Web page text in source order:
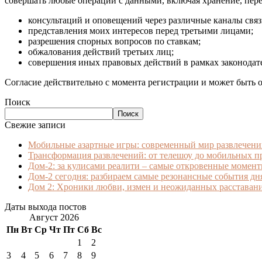
консультаций и оповещений через различные каналы
представления моих интересов перед третьими лицами;
разрешения спорных вопросов по ставкам;
обжалования действий третьих лиц;
совершения иных правовых действий в рамках
Согласие действительно с момента регистрации и может быть
Поиск
Поиск
Свежие записи
Мобильные азартные игры: современный мир
Трансформация развлечений: от телешоу до мобильных
Дом-2: за кулисами реалити – самые откровенные
Дом-2 сегодня: разбираем самые резонансные события
Дом 2: Хроники любви, измен и неожиданных
Даты выхода постов
Август 2026
Пн Вт Ср Чт Пт Сб Вс
1
2
3
4 5 6 7 8 9